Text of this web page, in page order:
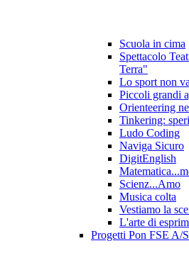
Scuola in cima
Spettacolo
Terra"
Lo sport non
Piccoli grandi
Orienteering
Tinkering:
Ludo Coding
Naviga Sicuro
DigitEnglish
Scienz...Amo
Musica colta
Vestiamo la
L'arte di
Progetti Pon FSE A/